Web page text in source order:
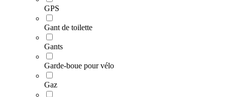
GPS
Gant de toilette
Gants
Garde-boue pour vélo
Gaz